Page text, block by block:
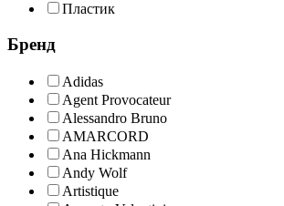
Пластик
Бренд
Adidas
Agent Provocateur
Alessandro Bruno
AMARCORD
Ana Hickmann
Andy Wolf
Artistique